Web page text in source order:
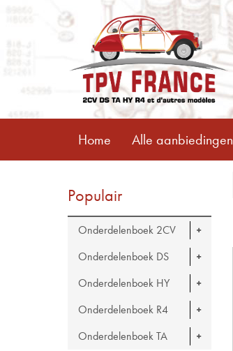
Home Alle aanbiedingen
Populair
Onderdelenboek 2CV
Onderdelenboek DS
Onderdelenboek HY
Onderdelenboek R4
Onderdelenboek TA